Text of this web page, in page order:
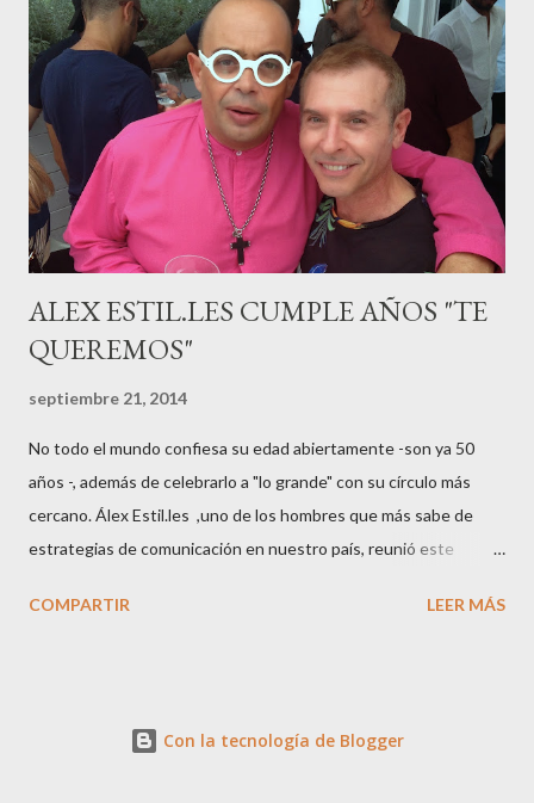
campeona, durante los primeros 3 meses de embarazo tuvo que
guardar reposo debido a un síndrome llamado
“hiperemesisgravídica”.Pasados los meses fatídicos de
gestación Marta tiró adelante con el embarazo, ahora es una
mamá feliz. Otro de los modelos que ha sido padre este año ha
sido el madrileño, Emilio Flores , el top que desfiló en las mejores
pasarelas ...
ALEX ESTIL.LES CUMPLE AÑOS "TE
QUEREMOS"
septiembre 21, 2014
No todo el mundo confiesa su edad abiertamente -son ya 50
años -, además de celebrarlo a "lo grande" con su círculo más
cercano. Álex Estil.les ,uno de los hombres que más sabe de
estrategias de comunicación en nuestro país, reunió este
colaboradores y amigos que a lo largo de su vida profesional han
moda, su gran especialidad.. Queremos a Álex tal y como es, con
COMPARTIR LEER MÁS
Con la tecnología de Blogger